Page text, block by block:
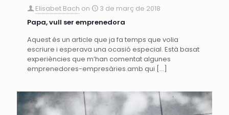
Elisabet Bach on
3 de març de 2018
Papa, vull ser emprenedora
Aquest és un article que ja fa temps que volia
escriure i esperava una ocasió especial. Està basat
experiències que m’han comentat algunes
emprenedores-empresàries amb qui […]